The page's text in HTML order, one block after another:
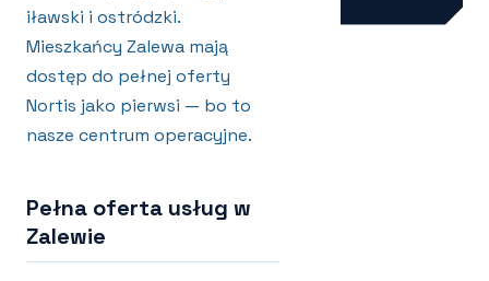
iławski i ostródzki.
Mieszkańcy Zalewa mają
dostęp do pełnej oferty
Nortis jako pierwsi — bo to
nasze centrum operacyjne.
Pełna oferta usług w
Zalewie